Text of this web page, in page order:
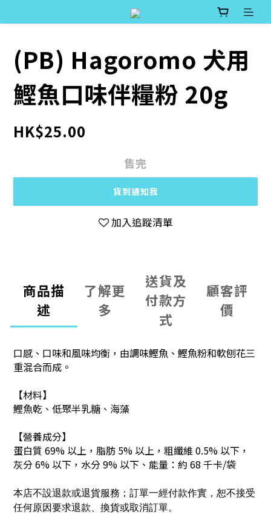
(PB) Hagoromo 犬用
鰹魚口味伴糧粉 20g
HK$25.00
售完
貨到通知我
加入追蹤清單
商品描
述
了解更
多
送貨及
付款方
式
顧客評
價
口感、口味和風味均衡，由調味鰹魚、鰹魚粉和軟刨花三
重混合而成。
【材料】
鰹魚乾、低聚半乳糖、海藻
【營養成分】
蛋白質 69% 以上，脂肪 5% 以上，粗纖維 0.5% 以下，
灰分 6% 以下，水分 9% 以下 、能量： 約 68 千卡/袋
本店不設退款或退貨服務；訂單一經付款作實，恕不接受
任何原因要求退款、換貨或取消訂單。